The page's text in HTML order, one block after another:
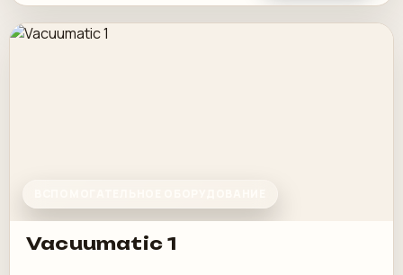
Vacuumatic 1